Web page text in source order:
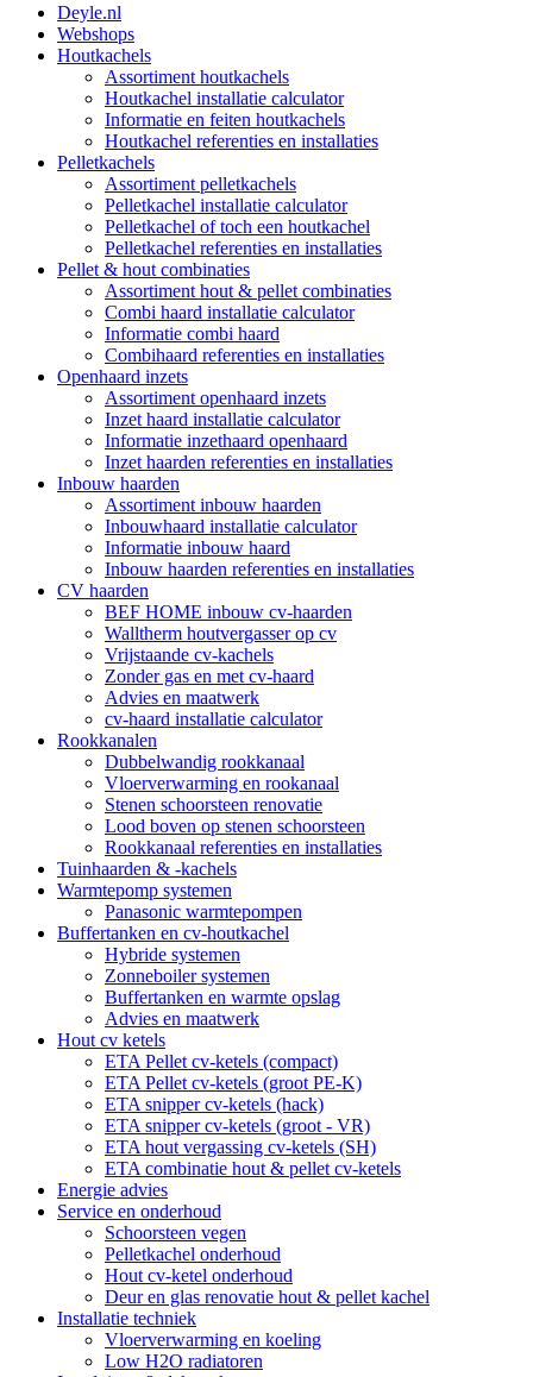
Deyle.nl
Webshops
Houtkachels
Assortiment houtkachels
Houtkachel installatie calculator
Informatie en feiten houtkachels
Houtkachel referenties en installaties
Pelletkachels
Assortiment pelletkachels
Pelletkachel installatie calculator
Pelletkachel of toch een houtkachel
Pelletkachel referenties en installaties
Pellet & hout combinaties
Assortiment hout & pellet combinaties
Combi haard installatie calculator
Informatie combi haard
Combihaard referenties en installaties
Openhaard inzets
Assortiment openhaard inzets
Inzet haard installatie calculator
Informatie inzethaard openhaard
Inzet haarden referenties en installaties
Inbouw haarden
Assortiment inbouw haarden
Inbouwhaard installatie calculator
Informatie inbouw haard
Inbouw haarden referenties en installaties
CV haarden
BEF HOME inbouw cv-haarden
Walltherm houtvergasser op cv
Vrijstaande cv-kachels
Zonder gas en met cv-haard
Advies en maatwerk
cv-haard installatie calculator
Rookkanalen
Dubbelwandig rookkanaal
Vloerverwarming en rookanaal
Stenen schoorsteen renovatie
Lood boven op stenen schoorsteen
Rookkanaal referenties en installaties
Tuinhaarden & -kachels
Warmtepomp systemen
Panasonic warmtepompen
Buffertanken en cv-houtkachel
Hybride systemen
Zonneboiler systemen
Buffertanken en warmte opslag
Advies en maatwerk
Hout cv ketels
ETA Pellet cv-ketels (compact)
ETA Pellet cv-ketels (groot PE-K)
ETA snipper cv-ketels (hack)
ETA snipper cv-ketels (groot - VR)
ETA hout vergassing cv-ketels (SH)
ETA combinatie hout & pellet cv-ketels
Energie advies
Service en onderhoud
Schoorsteen vegen
Pelletkachel onderhoud
Hout cv-ketel onderhoud
Deur en glas renovatie hout & pellet kachel
Installatie techniek
Vloerverwarming en koeling
Low H2O radiatoren